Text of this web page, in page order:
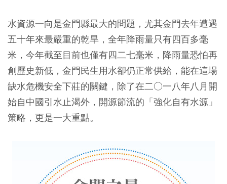
水資源一向是金門縣最大的問題，尤其金門去年遭遇
五十年來最嚴重的乾旱，全年降雨量只有四百多毫
米，今年截至目前也僅有四二七毫米，降雨量恐怕再
創歷史新低，金門民生用水卻仍正常供給，能在這場
缺水危機安全下莊的關鍵，除了在二○一八年八月開
始自中國引水止渴外，開源節流的「強化自有水源」
策略，更是一大重點。